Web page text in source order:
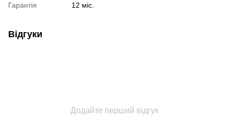
Гарантія
12 міс.
Відгуки
Додайте перший відгук